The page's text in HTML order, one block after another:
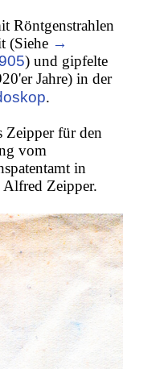
Röntgenstrahlen
(Siehe →
) und gipfelte
Jahre) in der
.
Zeipper für den
vom
in
Zeipper.